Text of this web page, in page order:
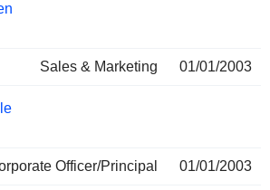
Sales & Marketing 01/01/2003
Officer/Principal 01/01/2003